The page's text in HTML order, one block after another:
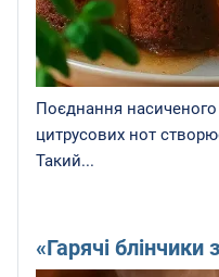
Поєднання
цитрусових нот
Такий...
«Гарячі